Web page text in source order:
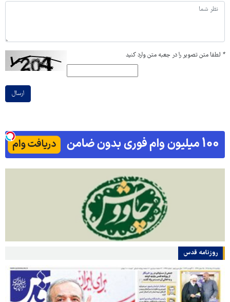
* لطفا متن تصویر را در جعبه متن وارد کنید
ارسال
روزنامه قدس